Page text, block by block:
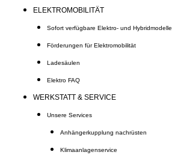
ELEKTROMOBILITÄT
Sofort verfügbare Elektro- und Hybridmodelle
Förderungen für Elektromobilität
Ladesäulen
Elektro FAQ
WERKSTATT & SERVICE
Unsere Services
Anhängerkupplung nachrüsten
Klimaanlagenservice